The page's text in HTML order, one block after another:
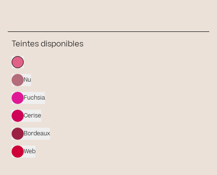
Teintes disponibles
Nu
Fuchsia
Cerise
Bordeaux
Web